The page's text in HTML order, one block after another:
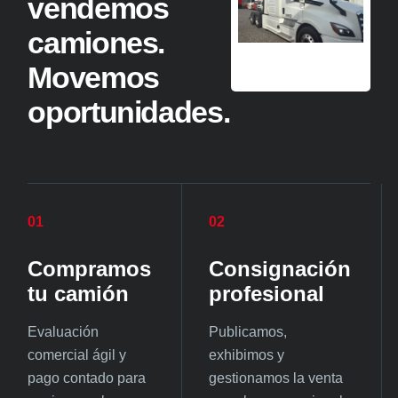
vendemos
camiones.
Movemos
oportunidades.
01
Compramos
tu camión
Evaluación
comercial ágil y
pago contado para
02
Consignación
profesional
Publicamos,
exhibimos y
gestionamos la venta